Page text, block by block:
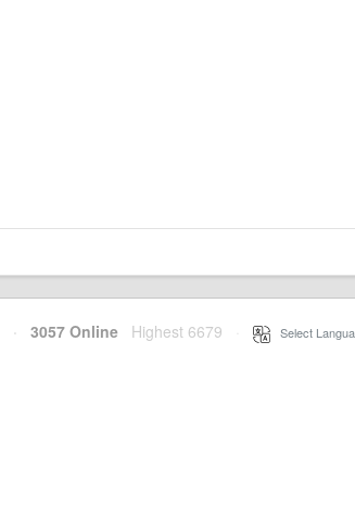
· 3057 Online Highest 6679 Select